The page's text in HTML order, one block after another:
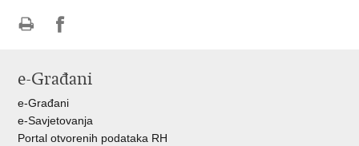
FacebookuTwitteru
e-Građani
e-Građani
e-Savjetovanja
Portal otvorenih podataka RH